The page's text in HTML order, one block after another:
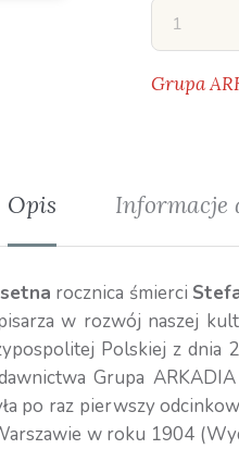
Grupa
Opis Informacje
setna rocznica śmierci
w rozwój naszej
Polskiej z
Grupa
po raz pierwszy
w roku 1904